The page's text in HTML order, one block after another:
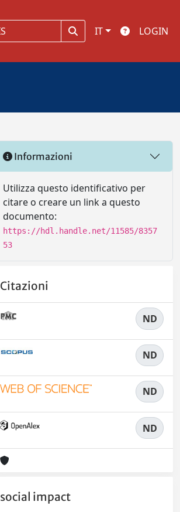
IT LOGIN
Informazioni
Utilizza questo identificativo per
citare o creare un link a questo
documento:
https://hdl.handle.net/11585/8357
53
Citazioni
ND
ND
ND
ND
social impact